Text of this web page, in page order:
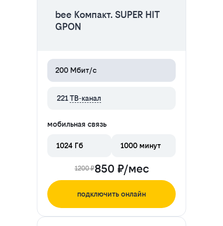
bee Компакт. SUPER HIT
GPON
200 Мбит/с
221ТВ-канал
мобильная связь
1024 Гб 1000 минут
1200 ₽850 ₽/мес
подключить онлайн